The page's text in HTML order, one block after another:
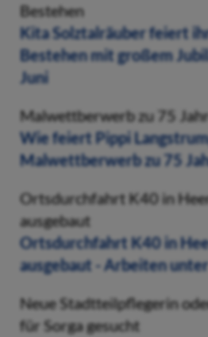
Bestehen
Kita Solztalräuber feiert
Bestehen mit großem
Juni
Malwettberwerb zu 75
Wie feiert Pippi
Malwettberwerb zu 75
Ortsdurchfahrt K40 in
ausgebaut
Ortsdurchfahrt K40 in
ausgebaut - Arbeiten
Neue Stadtteilpflegerin
für Sorga gesucht